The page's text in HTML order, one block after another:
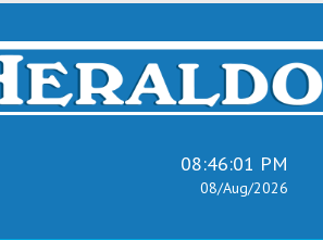
08:46:02 PM
08/Aug/2026